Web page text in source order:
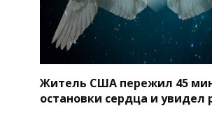
Житель США пережил 45
остановки сердца и увидел